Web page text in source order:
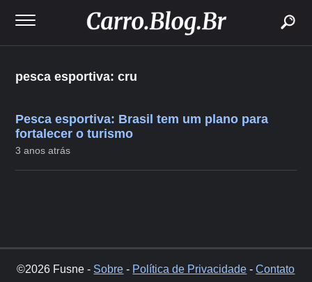
pesca esportiva: cru
Pesca esportiva: Brasil tem um plano para
fortalecer o turismo
3 anos atrás
©2026 Fusne - Sobre - Política de Privacidade -Contato